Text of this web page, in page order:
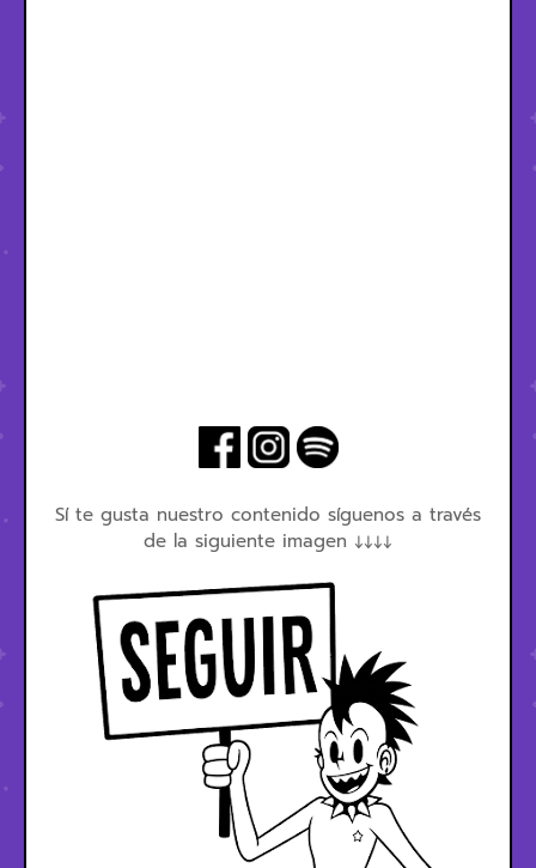
Sí te gusta nuestro contenido síguenos a través
de la siguiente imagen ↓↓↓↓